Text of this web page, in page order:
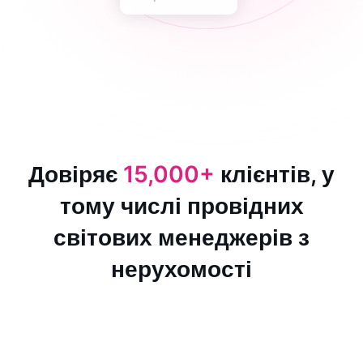
Довіряє 15,000+ клієнтів, у
тому числі провідних
світових менеджерів з
нерухомості